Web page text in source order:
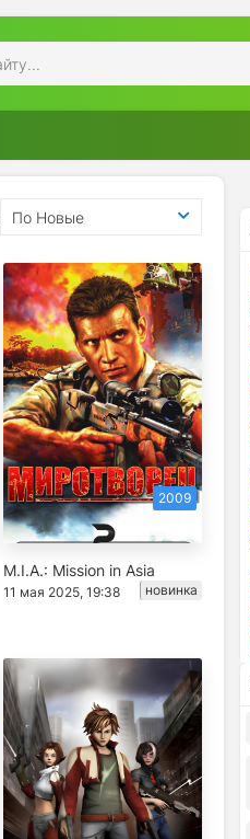
По Новые
2009
M.I.A.: Mission in Asia
11 мая 2025, 19:38 новинка